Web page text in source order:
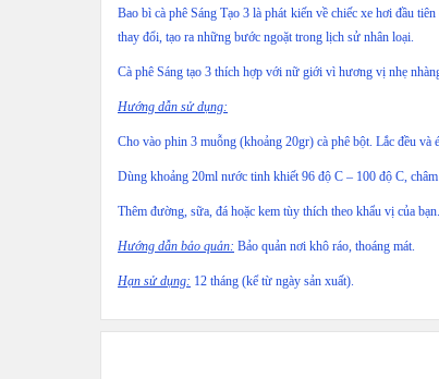
Bao bì cà phê Sáng Tạo 3 là phát kiến về chiếc xe hơi đầu
thay đổi, tạo ra những bước ngoặt trong lịch sử nhân loại.
Cà phê Sáng tạo 3 thích hợp với nữ giới vì hương vị nhẹ
Hướng dẫn sử dụng:
Cho vào phin 3 muỗng (khoảng 20gr) cà phê bột. Lắc đều và
Dùng khoảng 20ml nước tinh khiết 96 độ C – 100 độ C,
Thêm đường, sữa, đá hoặc kem tùy thích theo khẩu vị của bạn.
Hướng dẫn bảo quản: Bảo quản nơi khô ráo, thoáng mát.
Hạn sử dụng: 12 tháng (kể từ ngày sản xuất).